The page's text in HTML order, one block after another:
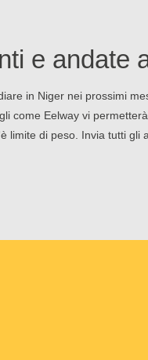
e andate
in Niger nei prossimi
come Eelway vi
limite di peso. Invia tutti